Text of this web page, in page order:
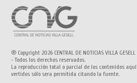
® Copyright 2026 CENTRAL DE NOTICIAS VILLA GESELL
- Todos los derechos reservados.
La reproducción total o parcial de los contenidos aquí
vertidos sólo sera permitida citando la fuente.